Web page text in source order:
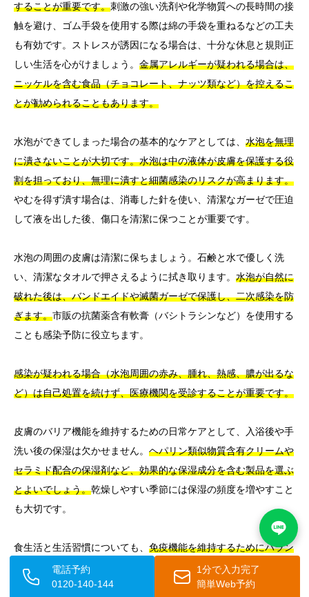
することが重要です。刺激の強い洗剤や化学物質への長時間の接
触を避け、ゴム手袋を使用する際は綿の手袋を重ねるなどの工夫
も有効です。ストレスが誘因になる場合は、十分な休息と規則正
しい生活を心がけましょう。 金属アレルギーが疑われる場合は、
ニッケルを含む食品（チョコレート、ナッツ類など）を控えるこ
とが勧められることもあります。
水泡ができてしまった場合の基本的なケアとしては、 水泡を無理
に潰さないことが大切です。水泡は中の液体が皮膚を保護する役
割を担っており、無理に潰すと細菌感染のリスクが高まります。
やむを得ず潰す場合は、消毒した針を使い、清潔なガーゼで圧迫
して液を出した後、傷口を清潔に保つことが重要です。
水泡の周囲の皮膚は清潔に保ちましょう。石鹸と水で優しく洗
い、清潔なタオルで押さえるように拭き取ります。 水泡が自然に
破れた後は、バンドエイドや滅菌ガーゼで保護し、二次感染を防
ぎます。市販の抗菌薬含有軟膏（バシトラシンなど）を使用する
ことも感染予防に役立ちます。
感染が疑われる場合（水泡周囲の赤み、腫れ、熱感、膿が出るな
ど）は自己処置を続けず、医療機関を受診することが重要です。
皮膚のバリア機能を維持するための日常ケアとして、入浴後や手
洗い後の保湿は欠かせません。 ヘパリン類似物質含有クリームや
セラミド配合の保湿剤など、効果的な保湿成分を含む製品を選ぶ
とよいでしょう。乾燥しやすい季節には保湿の頻度を増やすこと
も大切です。
食生活と生活習慣についても、 免疫機能を維持するためにバラン
スの取れた食事、十分な睡眠、適度な運動が重要です。喫煙は皮
膚の血流を低下させ、皮膚の健康に悪影響を及ぼすため、禁煙す
電話予約
0120-140-144
1分で入力完了
簡単Web予約